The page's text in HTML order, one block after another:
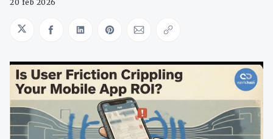
20 feb 2026
Share on Twitter
Share on Facebook
Share on LinkedIn
Share on Pinterest
Share via Email
Copy link